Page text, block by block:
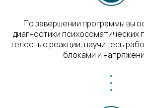
По завершении программы вы
диагностики психосоматических
телесные реакции, научитесь
блоками и